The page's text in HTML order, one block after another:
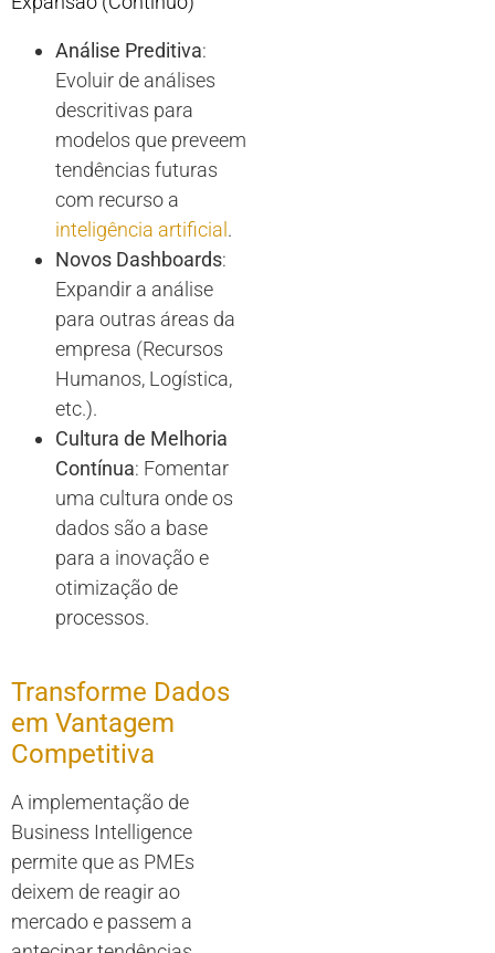
Análise Preditiva:
Evoluir de análises
descritivas para
modelos que preveem
tendências futuras
com recurso a
inteligência artificial .
Novos Dashboards:
Expandir a análise
para outras áreas da
empresa (Recursos
Humanos, Logística,
etc.).
Cultura de Melhoria
Contínua: Fomentar
uma cultura onde os
dados são a base
para a inovação e
otimização de
processos.
Transforme Dados
em Vantagem
Competitiva
A implementação de
Business Intelligence
permite que as PMEs
deixem de reagir ao
mercado e passem a